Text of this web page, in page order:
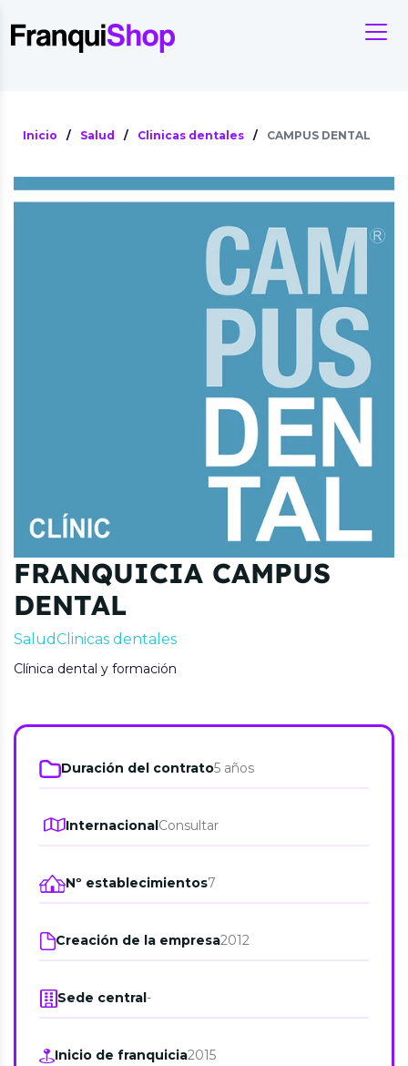
Inicio / Salud / Clinicas dentales / CAMPUS DENTAL
FRANQUICIA CAMPUS
DENTAL
SaludClinicas dentales
Clínica dental y formación
Duración del contrato5 años
InternacionalConsultar
Nº establecimientos7
Creación de la empresa2012
Sede central-
Inicio de franquicia2015